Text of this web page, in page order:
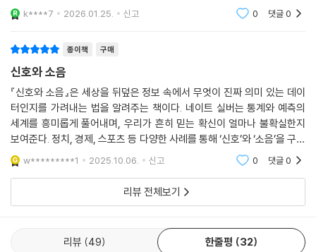
은 점점 더 빨라지고 예상을 뛰어넘는 경우가 많아진 상황. 그러다 보니 이
에 대응하
k****7 2026.01.25. 신고 0 댓글0
종이책 구매
신호와 소음
『신호와 소음』은 세상을 뒤덮은 정보 속에서 무엇이 진짜 의미 있는 데이
터인지를 가려내는 법을 알려주는 책이다. 네이트 실버는 통계와 예측의
세계를 흥미롭게 풀어내며, 우리가 흔히 믿는 확신이 얼마나 불확실한지
보여준다. 정치, 경제, 스포츠 등 다양한 사례를 통해 ‘신호’와 ‘소음’을 구분
하는 통찰을 전한다. 숫자와 데이터가 단순한 계산이 아니라 사고의 도구
임을 깨닫
w*********1 2025.10.06. 신고 0 댓글0
리뷰 전체보기
리뷰 49 한줄평 32